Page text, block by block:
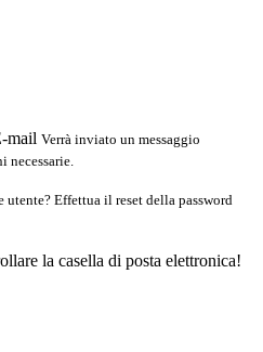
mail Verrà inviato un messaggio
necessarie.
utente? Effettua il reset della password
la casella di posta elettronica!